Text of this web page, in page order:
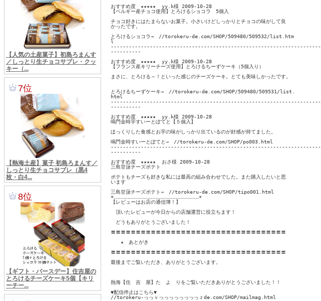
おすすめ度　★★★★★  yy.k様 2009-10-28
【ベルギー産チョコ使用】とろけるショコラ　5個入
チョコ好きにはたまらないお菓子。小さいけどしっかりとチョコの味がして良
かったです。
とろけるショコラ→　//torokeru-de.com/SHOP/509480/509532/list.htm
l
----------------------------------------------------------------------
----------
おすすめ度　★★★★★  yy.k様 2009-10-28
【フランス産キリーチーズ使用】とろけるちーずケーキ（5個入り）
まさに、とろける～！といった感じのチーズケーキ。とても美味しかったです。
とろけるちーずケーキ→　//torokeru-de.com/SHOP/509480/509531/list.
html
----------------------------------------------------------------------
----------
おすすめ度　★★★★★  yy.k様 2009-10-28
鳴門金時芋すいーとぽてと【５個入】
ほっくりした食感とお芋の味がしっかり出ているのが好感が持てました。
鳴門金時すいーとぽてと→　//torokeru-de.com/SHOP/po003.html
----------------------------------------------------------------------
----------
おすすめ度　★★★★★  おさ様 2009-10-28
三島甘藷チーズポテト
ポテトもチーズも好きな私には最高の組み合わせでした。また購入したいと思
います
三島甘藷チーズポテト→　//torokeru-de.com/SHOP/tipo001.html
+‥‥‥‥‥‥‥‥‥‥‥‥‥‥‥‥‥‥‥‥‥‥‥‥‥‥‥‥‥‥‥‥‥‥+
【レビューはお店の通信簿！】
頂いたレビューが今日からの店舗運営に役立ちます！
どうもありがとうございました！
〓〓〓〓〓〓〓〓〓〓〓〓〓〓〓〓〓〓〓〓〓〓〓〓〓〓〓〓〓〓〓〓〓〓〓
★　あとがき
〓〓〓〓〓〓〓〓〓〓〓〓〓〓〓〓〓〓〓〓〓〓〓〓〓〓〓〓〓〓〓〓〓〓〓
最後までご覧いただき、ありがとうございます。
熱海【住　吉　屋】た　よ　りをご覧いただきありがとうございました！！
▼配信停止はこちら▼
//torokeru-っっｖっっっっっっっっｚde.com/SHOP/mailmag.html